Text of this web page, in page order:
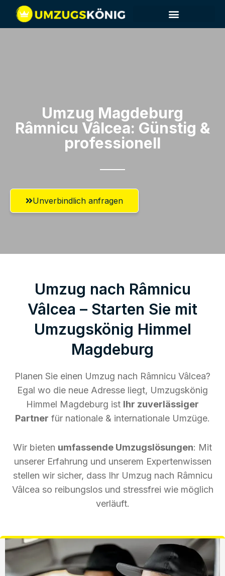
Umzug Magdeburg​
Râmnicu Vâlcea: Günstig &
professionell​
Unverbindlich anfragen
Umzug nach Râmnicu
Vâlcea – Starten Sie mit
Umzugskönig Himmel
Magdeburg
Planen Sie einen Umzug nach Râmnicu Vâlcea?
Egal wo die neue Adresse liegt, Umzugskönig
Himmel Magdeburg ist Ihr zuverlässiger
Partner für nationale & internationale Umzüge.
Wir bieten umfassende Umzugslösungen: Mit
unserer Erfahrung und unserem Expertenwissen
stellen wir sicher, dass Ihr Umzug nach Râmnicu
Vâlcea so reibungslos und stressfrei wie möglich
verläuft.